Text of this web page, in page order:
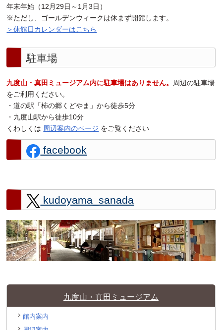
年末年始（12月29日～1月3日）
※ただし、ゴールデンウィークは休まず開館します。
＞休館日カレンダーはこちら
駐車場
九度山・真田ミュージアム内に駐車場はありません。 周辺の駐車場
をご利用ください。
・道の駅「柿の郷くどやま」から徒歩5分
・九度山駅から徒歩10分
くわしくは 周辺案内のページ をご覧ください
facebook
kudoyama_sanada
九度山・真田ミュージアム
館内案内